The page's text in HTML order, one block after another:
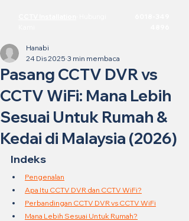
Pasang CCTV DVR vs
CCTV WiFi: Mana Lebih
Sesuai Untuk Rumah &
Kedai di Malaysia (2026)
Hanabi
24 Dis 2025 3 min membaca
Indeks
Pengenalan
Apa Itu CCTV DVR dan CCTV WiFi?
Perbandingan CCTV DVR vs CCTV WiFi
Mana Lebih Sesuai Untuk Rumah?